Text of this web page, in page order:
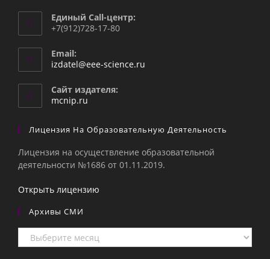
Единый Call-центр:
+7(912)728-17-80
Email:
izdatel@eee-science.ru
Сайт издателя:
mcnip.ru
Лицензия На Образовательную Деятельность
Лицензия на осуществление образовательной
деятельности №1686 от 01.11.2019.
Открыть лицензию
Архивы СМИ
Архивы
СМИ